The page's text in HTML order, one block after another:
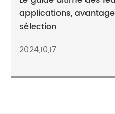
applications,
sélection
2024,10,17